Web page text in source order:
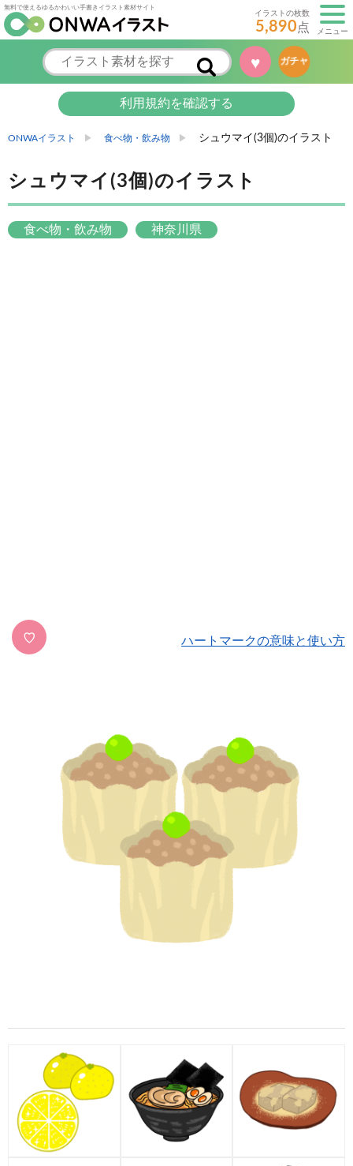
無料で使えるゆるかわいい手書きイラスト素材サイト
イラストの枚数
5,890点 メニュー
♥ ガチャ
利用規約を確認する
ONWAイラスト 食べ物・飲み物 シュウマイ(3個)のイラスト
シュウマイ(3個)のイラスト
食べ物・飲み物 神奈川県
♡ ハートマークの意味と使い方